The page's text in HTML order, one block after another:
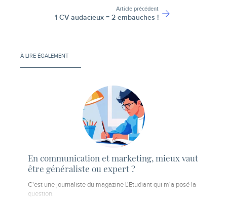
Article précédent
1 CV audacieux = 2 embauches !
À LIRE ÉGALEMENT
En communication et marketing, mieux vaut
être généraliste ou expert ?
C'est une journaliste du magazine L'Etudiant qui m'a posé la
question.